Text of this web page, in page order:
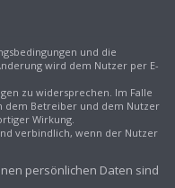
und die
wird dem Nutzer per E-
zu widersprechen. Im Falle
dem Betreiber und dem Nutzer
Wirkung.
verbindlich, wenn der Nutzer
persönlichen Daten sind